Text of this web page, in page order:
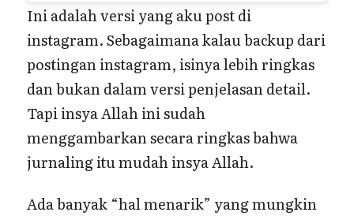
Ini adalah versi yang aku post di
instagram. Sebagaimana kalau backup dari
postingan instagram, isinya lebih ringkas
dan bukan dalam versi penjelasan detail.
Tapi insya Allah ini sudah
menggambarkan secara ringkas bahwa
jurnaling itu mudah insya Allah.
Ada banyak “hal menarik” yang mungkin